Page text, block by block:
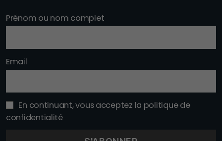
Prénom ou nom complet
Email
En continuant, vous acceptez la politique de
confidentialité